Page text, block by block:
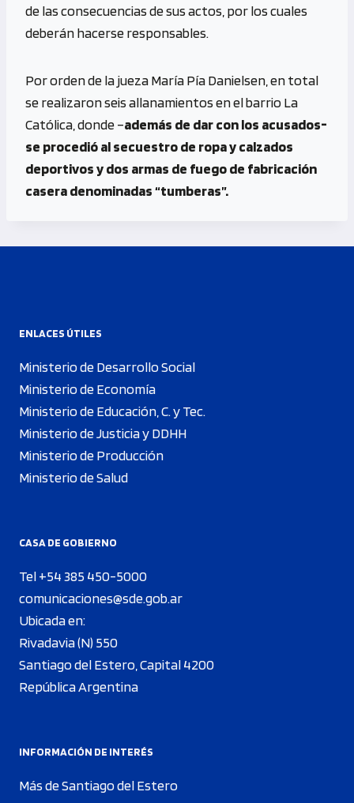
de las consecuencias de sus actos, por los cuales
deberán hacerse responsables.
Por orden de la jueza María Pía Danielsen, en total
se realizaron seis allanamientos en el barrio La
Católica, donde –además de dar con los acusados-
se procedió al secuestro de ropa y calzados
deportivos y dos armas de fuego de fabricación
casera denominadas “tumberas”.
ENLACES ÚTILES
Ministerio de Desarrollo Social
Ministerio de Economía
Ministerio de Educación, C. y Tec.
Ministerio de Justicia y DDHH
Ministerio de Producción
Ministerio de Salud
CASA DE GOBIERNO
Tel +54 385 450-5000
comunicaciones@sde.gob.ar
Ubicada en:
Rivadavia (N) 550
Santiago del Estero, Capital 4200
República Argentina
INFORMACIÓN DE INTERÉS
Más de Santiago del Estero